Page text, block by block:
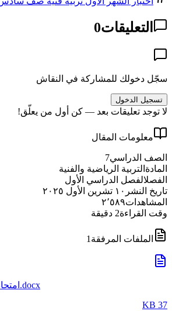
التعليقات0
سجّل دخولك للمشاركة في النقاش
تسجيل الدخول
لا توجد تعليقات بعد — كن أول من يعلّق!
معلومات المقال
الصف الدراسي7
المادة التربية الرياضية والفنية
الفصلالفصل الدراسي الأول
تاريخ النشر ١٠ تشرين الأول ٢٠٢٥
المشاهدات٢٬٥٨٩
وقت القراءة2 دقيقة
الملفات المرفقة 1
امتحان شهر اول فن سادس.docx
37 KB